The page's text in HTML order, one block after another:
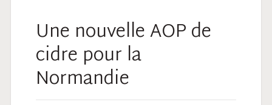
Une nouvelle AOP de
cidre pour la
Normandie